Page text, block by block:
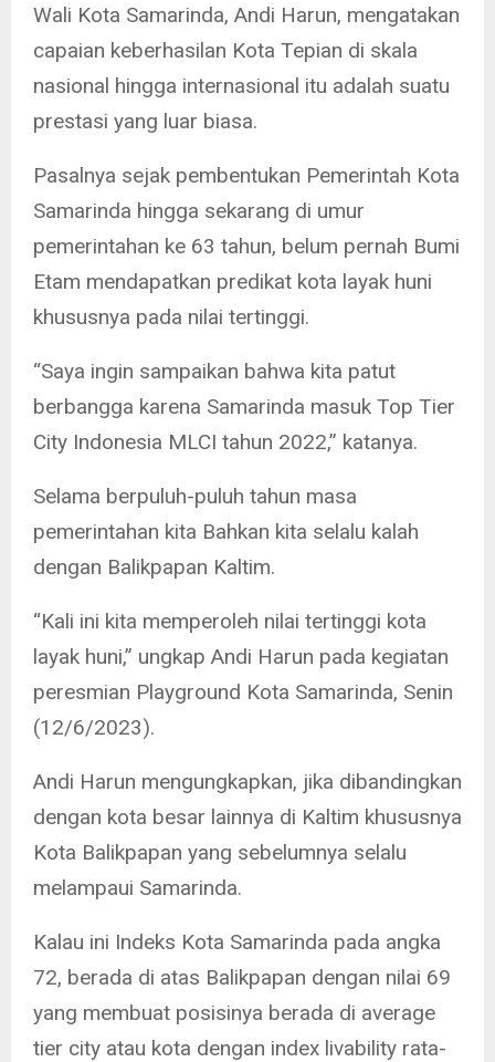
Wali Kota Samarinda, Andi Harun, mengatakan
capaian keberhasilan Kota Tepian di skala
nasional hingga internasional itu adalah suatu
prestasi yang luar biasa.
Pasalnya sejak pembentukan Pemerintah Kota
Samarinda hingga sekarang di umur
pemerintahan ke 63 tahun, belum pernah Bumi
Etam mendapatkan predikat kota layak huni
khususnya pada nilai tertinggi.
“Saya ingin sampaikan bahwa kita patut
berbangga karena Samarinda masuk Top Tier
City Indonesia MLCI tahun 2022,” katanya.
Selama berpuluh-puluh tahun masa
pemerintahan kita Bahkan kita selalu kalah
dengan Balikpapan Kaltim.
“Kali ini kita memperoleh nilai tertinggi kota
layak huni,” ungkap Andi Harun pada kegiatan
peresmian Playground Kota Samarinda, Senin
(12/6/2023).
Andi Harun mengungkapkan, jika dibandingkan
dengan kota besar lainnya di Kaltim khususnya
Kota Balikpapan yang sebelumnya selalu
melampaui Samarinda.
Kalau ini Indeks Kota Samarinda pada angka
72, berada di atas Balikpapan dengan nilai 69
yang membuat posisinya berada di average
tier city atau kota dengan index livability rata-